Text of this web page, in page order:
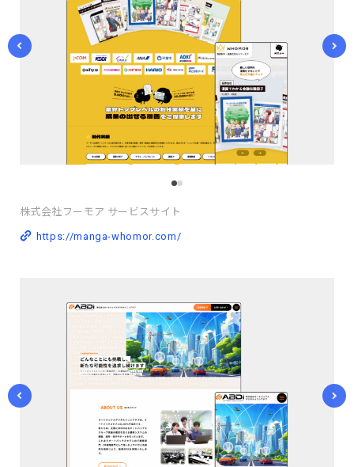
株式会社フーモア サービスサイト
https://manga-whomor.com/